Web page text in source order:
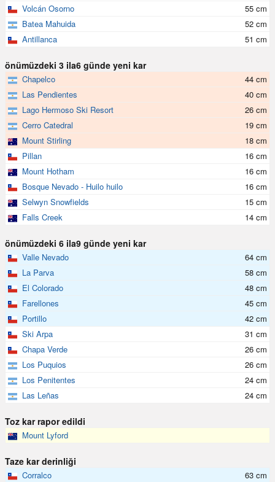
Volcán Osorno
55 cm
Batea Mahuida
52 cm
Antillanca
51 cm
önümüzdeki 3 ila6 günde yeni kar
Chapelco
44 cm
Las Pendientes
40 cm
Lago Hermoso Ski Resort
26 cm
Cerro Catedral
19 cm
Mount Stirling
18 cm
Pillan
16 cm
Mount Hotham
16 cm
Bosque Nevado - Huilo huilo
16 cm
Selwyn Snowfields
15 cm
Falls Creek
14 cm
önümüzdeki 6 ila9 günde yeni kar
Valle Nevado
64 cm
La Parva
58 cm
El Colorado
48 cm
Farellones
45 cm
Portillo
42 cm
Ski Arpa
31 cm
Chapa Verde
26 cm
Los Puquios
26 cm
Los Penitentes
24 cm
Las Leñas
24 cm
Toz kar rapor edildi
Mount Lyford
Taze kar derinliği
Corralco
63 cm